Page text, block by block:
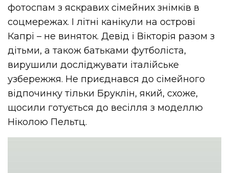
фотоспам з яскравих сімейних знімків в
соцмережах. І літні канікули на острові
Капрі – не виняток. Девід і Вікторія разом з
дітьми, а також батьками футболіста,
вирушили досліджувати італійське
узбережжя. Не приєднався до сімейного
відпочинку тільки Бруклін, який, схоже,
щосили готується до весілля з моделлю
Ніколою Пельтц.